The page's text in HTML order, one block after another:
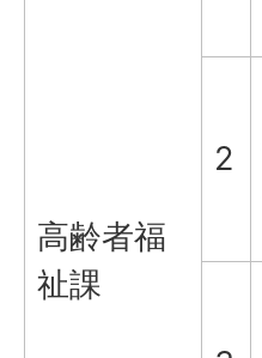
高齢者福
祉課
2